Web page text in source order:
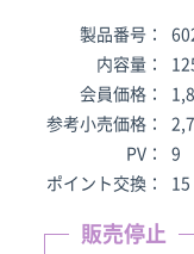
製品番号：
内容量：
会員価格：
参考小売価格：
PV：
9
ポイント交換：
15
販売停止